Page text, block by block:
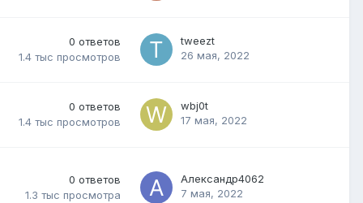
0 ответов
1.4 тыс просмотров
tweezt
26 мая, 2022
0 ответов
1.4 тыс просмотров
wbj0t
17 мая, 2022
0 ответов
1.3 тыс просмотра
Александр4062
7 мая, 2022